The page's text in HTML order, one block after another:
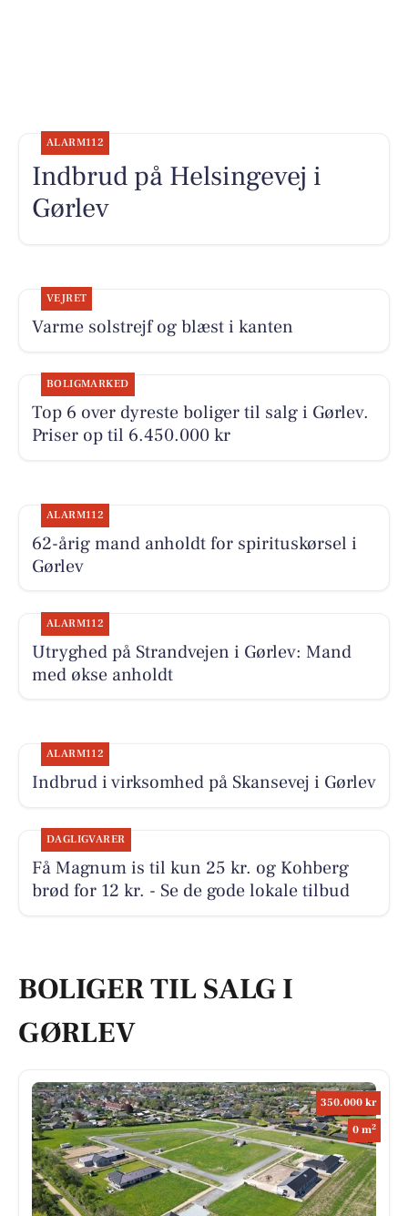
ALARM112
Indbrud på Helsingevej i
Gørlev
VEJRET
Varme solstrejf og blæst i kanten
BOLIGMARKED
Top 6 over dyreste boliger til salg i Gørlev.
Priser op til 6.450.000 kr
ALARM112
62-årig mand anholdt for spirituskørsel i
Gørlev
ALARM112
Utryghed på Strandvejen i Gørlev: Mand
med økse anholdt
ALARM112
Indbrud i virksomhed på Skansevej i Gørlev
DAGLIGVARER
Få Magnum is til kun 25 kr. og Kohberg
brød for 12 kr. - Se de gode lokale tilbud
BOLIGER TIL SALG I
GØRLEV
350.000 kr
0 m2